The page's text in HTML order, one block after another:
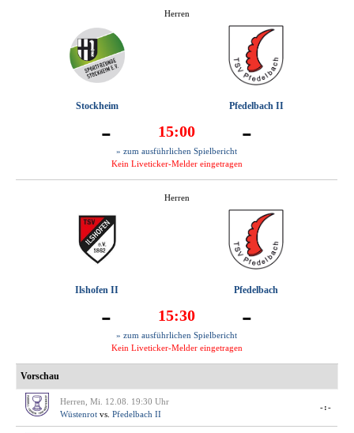
Herren
Stockheim Pfedelbach II
- 15:00 -
» zum ausführlichen Spielbericht
Kein Liveticker-Melder eingetragen
Herren
Ilshofen II Pfedelbach
- 15:30 -
» zum ausführlichen Spielbericht
Kein Liveticker-Melder eingetragen
Vorschau
Herren, Mi. 12.08. 19:30 Uhr
Wüstenrot vs. Pfedelbach II
-:-